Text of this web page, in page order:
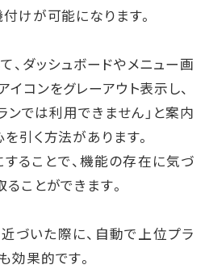
けが可能になります。
、ダッシュボードやメニュー画
コンをグレーアウト表示し、
ンでは利用できません」と案内
引く方法があります。
ることで、機能の存在に気づ
ことができます。
づいた際に、自動で上位プラ
効果的です。